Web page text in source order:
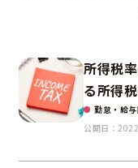
所得税
る所得
勤怠・給
公開日：